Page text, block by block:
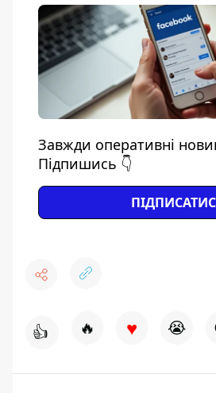
Завжди оперативні
Підпишись 👇
👍 🔥 ♥ 😭